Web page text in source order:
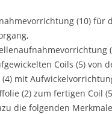
(10)
Coils (5) von
mit
(2) zum fertigen Coil
die folgenden